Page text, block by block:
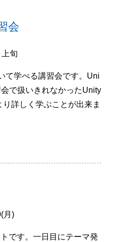
会
旬
て学べる講習会です。Uni
で扱いきれなかったUnity
詳しく学ぶことが出来ま
月)
です。一日目にテーマ発